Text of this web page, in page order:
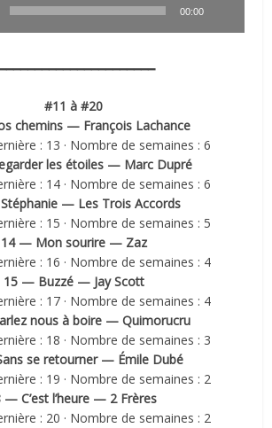
00:00
#11 à #20
chemins — François Lachance
: 13 · Nombre de semaines : 6
les étoiles — Marc Dupré
: 14 · Nombre de semaines : 6
— Les Trois Accords
: 15 · Nombre de semaines : 5
14 — Mon sourire — Zaz
: 16 · Nombre de semaines : 4
15 — Buzzé — Jay Scott
: 17 · Nombre de semaines : 4
nous à boire — Quimorucru
: 18 · Nombre de semaines : 3
se retourner — Émile Dubé
: 19 · Nombre de semaines : 2
— C’est l’heure — 2 Frères
: 20 · Nombre de semaines : 2